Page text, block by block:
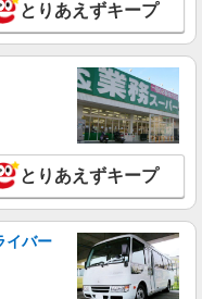
゜・。○。・゜+゜
詳細を見る
softbank】
（経験・能力による） ※
支給（規定あり） ゜
○。・゜+゜ 入社祝い金10
゜・。○。・゜+゜
量販店
詳細を見る
とりあえずキープ
とりあえずキープ
イバー